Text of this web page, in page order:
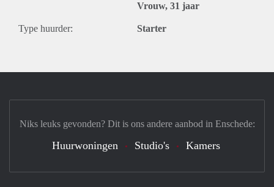
Vrouw, 31 jaar
Type huurder: Starter
Niks leuks gevonden? Dit is ons andere aanbod in Enschede:
Huurwoningen Studio's Kamers